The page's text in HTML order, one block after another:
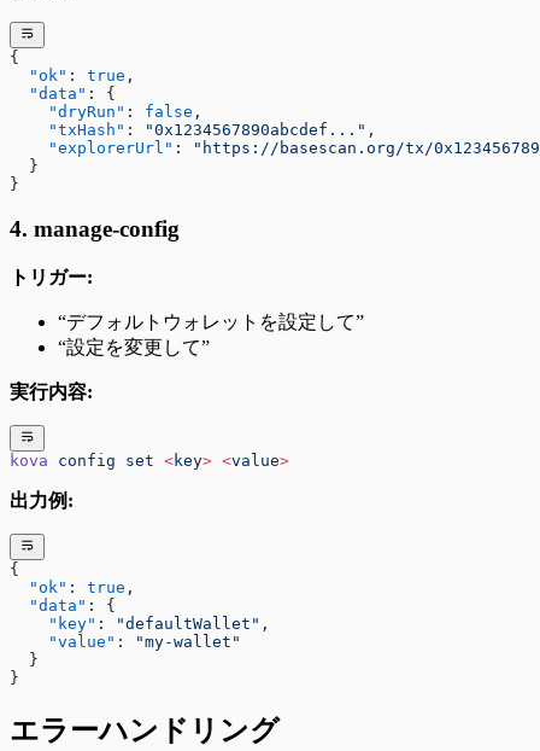
{
  "ok"
: true ,
  "data"
: {
    "dryRun"
: false ,
    "txHash"
: "0x1234567890abcdef..." ,
    "explorerUrl"
:
"https://basescan.org/tx/
  }
}
4. manage-config
トリガー:
“デフォルトウォレットを設定して”
“設定を変更して”
実行内容:
kova config set <key> <value>
出力例:
{
  "ok"
: true ,
  "data"
: {
    "key"
: "defaultWallet" ,
    "value"
:
"my-wallet"
  }
}
エラーハンドリング